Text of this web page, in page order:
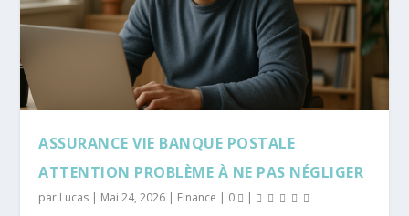
ASSURANCE VIE BANQUE POSTALE
ATTENTION PROBLÈME À NE PAS NÉGLIGER
par Lucas | Mai 24, 2026 | Finance | 0 |